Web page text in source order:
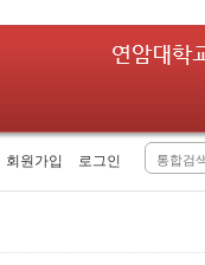
회원가입 로그인